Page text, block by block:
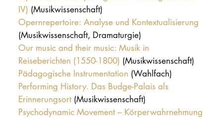
IV) (Musikwissenschaft)
Opernrepertoire: Analyse und Kontextualisierung
(Musikwissenschaft, Dramaturgie)
Our music and their music: Musik in
Reiseberichten (1550-1800) (Musikwissenschaft)
Pädagogische Instrumentation (Wahlfach)
Performing History. Das Budge-Palais als
Erinnerungsort (Musikwissenschaft)
Psychodynamic Movement – Körperwahrnehmung